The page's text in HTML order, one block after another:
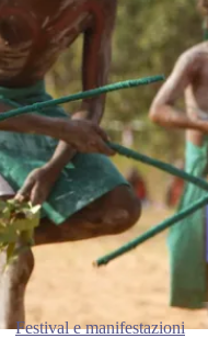
Festival e manifestazioni